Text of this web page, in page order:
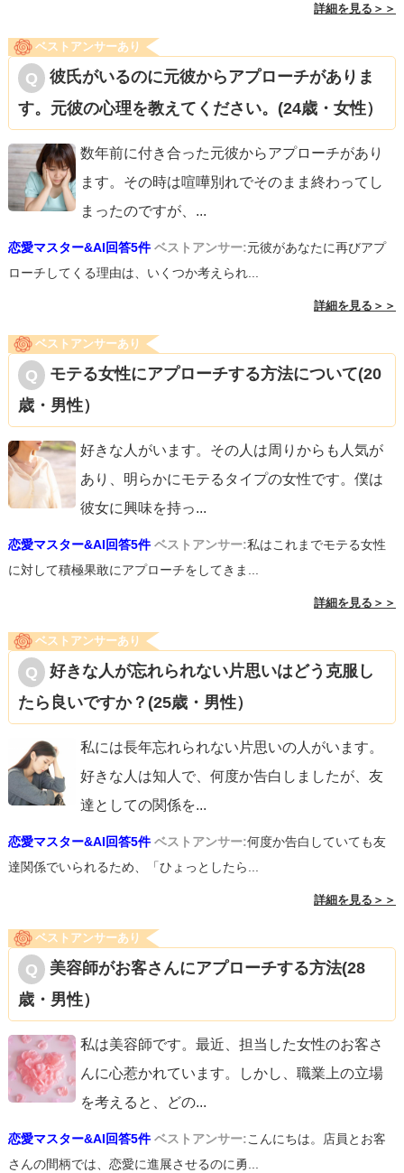
詳細を見る＞＞
ベストアンサーあり
彼氏がいるのに元彼からアプローチがありま
す。元彼の心理を教えてください。(24歳・女性）
数年前に付き合った元彼からアプローチがあり
ます。その時は喧嘩別れでそのまま終わってし
まったのですが、 ...
恋愛マスター&AI回答5件 ベストアンサー:元彼があなたに再びアプ
ローチしてくる理由は、いくつか考えられ...
詳細を見る＞＞
ベストアンサーあり
モテる女性にアプローチする方法について(20
歳・男性）
好きな人がいます。その人は周りからも人気が
あり、明らかにモテるタイプの女性です。僕は
彼女に興味を持っ...
恋愛マスター&AI回答5件 ベストアンサー:私はこれまでモテる女性
に対して積極果敢にアプローチをしてきま...
詳細を見る＞＞
ベストアンサーあり
好きな人が忘れられない片思いはどう克服し
たら良いですか？(25歳・男性）
私には長年忘れられない片思いの人がいます。
好きな人は知人で、何度か告白しましたが、友
達としての関係を...
恋愛マスター&AI回答5件 ベストアンサー:何度か告白していても友
達関係でいられるため、「ひょっとしたら...
詳細を見る＞＞
ベストアンサーあり
美容師がお客さんにアプローチする方法(28
歳・男性）
私は美容師です。最近、担当した女性のお客さ
んに心惹かれています。しかし、職業上の立場
を考えると、どの...
恋愛マスター&AI回答5件 ベストアンサー:こんにちは。店員とお客
さんの間柄では、恋愛に進展させるのに勇...